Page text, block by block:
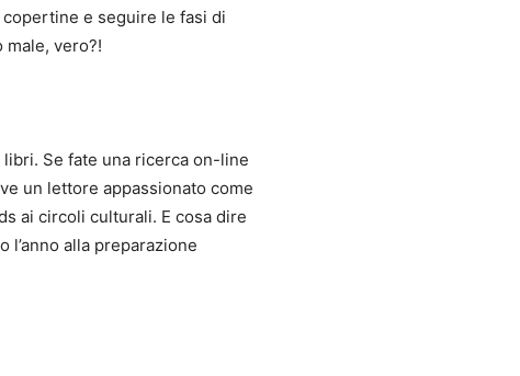
e seguire le fasi di
vero?!
Se fate una ricerca on-line
un lettore appassionato come
ai circoli culturali. E cosa dire
alla preparazione